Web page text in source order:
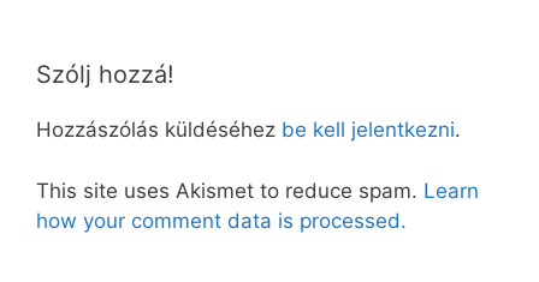
Szólj hozzá!
Hozzászólás küldéséhez be kell jelentkezni.
This site uses Akismet to reduce spam. Learn
how your comment data is processed.